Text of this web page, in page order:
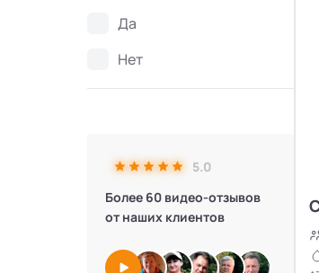
Да
Нет
5.0
Более 60 видео-отзывов
от наших клиентов